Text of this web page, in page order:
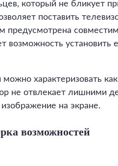
который не бликует
поставить
предусмотрена
возможность установить
характеризовать
не отвлекает лишними
на экране.
возможностей